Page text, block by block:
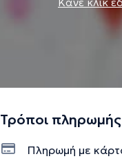
Τρόποι πληρωμής
Πληρωμή με